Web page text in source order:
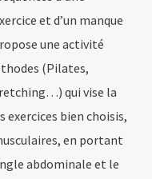
et d’un manque
une activité
(Pilates,
qui vise la
exercices bien choisis,
en portant
abdominale et le